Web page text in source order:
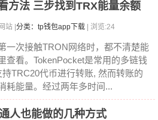
方法 三步找到TRX能量余额
站 | 分类：tp钱包app下载 | 浏览:24
一次接触TRON网络时，都不清楚能
查看。TokenPocket是常用的多链钱
持TRC20代币进行转账, 然而转账的
耗能量。经过两年多时间...
人也能做的几种方式